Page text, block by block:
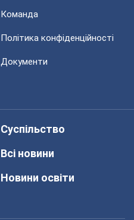
Команда
Політика конфіденційності
Документи
Суспільство
Всі новини
Новини освіти